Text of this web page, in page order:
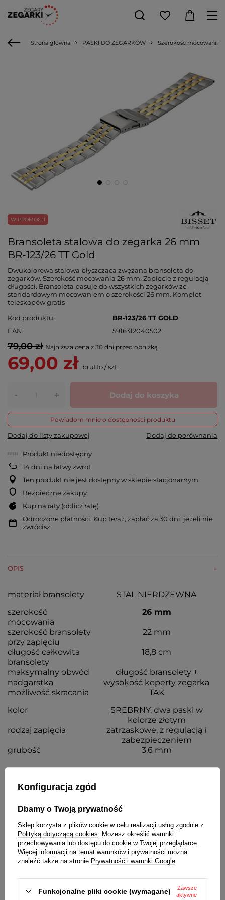
Strona główna PASKI DO ZEGARKÓW Szerokość mocowania
W PROMOCJI
Bransoleta stalowa do zegarka 26 mm
BR-123/26 TT Gold
Dwukolorowa stalowa błyszcząca zwężana bransoleta do
zegarków. Szerokość mocowania 26 mm. Zapięcie z regulacją
długości. Bransoleta pasuje do wszystkich zegarków ze
standardowym mocowaniem o szerokości 26 mm. Komplet
teleskopów gratis
Kod produktu
BR-123/26 TT GOLD
EAN
5916312040502
79,00 zł Najniższa cena z 30 dni przed obniżką
69,00 zł brutto/szt.
- + Dodaj do koszyka
Powiadom mnie o dostępności produktu
Dodaj do listy zakupowej Dodaj do porównania
Produkt niedostępny
14dni na łatwy zwrot
Ten produkt nie jest dostępny w sklepie stacjonarnym
Bezpieczne zakupy
Kup na raty (oblicz ratę)
Odroczone płatności. Kup teraz, zapłać za 30 dni, jeżeli nie
zwrócisz
OPIS
materiał bransolety
STAL NIERDZEWNA
szerokość
mocowania
26 mm
szerokość bransolety
przy zapięciu
22 mm
długość całkowita
bransolety
18,8 cm
maksymalny obwód
nadgarstka
długość bransolety +
wysokość koperty zegarka
możliwość skracania
TAK
kolor
SREBRNY, dwa paski w
kolorze złotym
rodzaj zapięcia
zatrzaskowe, z regulacją i
zabezpieczeniem
grubość
3,6 mm
dowód zakupu - paragon lub fakturę VAT
SZCZEGÓŁOWE DANE
OPINIE (0)
Potrzebujesz pomocy? Masz pytania?
Konfiguracja zgód
Dbamy o Twoją prywatność
Sklep korzysta z plików cookie w celu realizacji usług zgodnie z
Polityką dotyczącą cookies . Możesz określić warunki
przechowywania lub dostępu do cookie w Twojej przeglądarce.
Więcej informacji na temat warunków i prywatności można
znaleźć także na stronie Prywatność i warunki Google
Funkcjonalne pliki cookie (wymagane)
Zawsze
aktywne